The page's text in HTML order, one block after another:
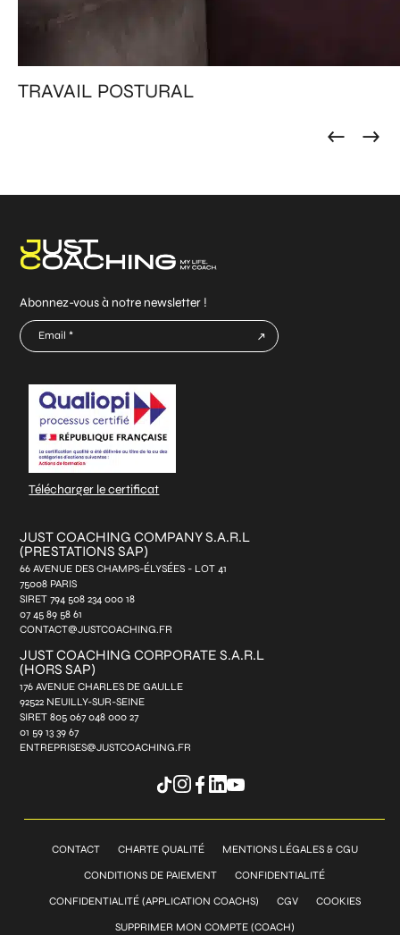
TRAVAIL POSTURAL
Abonnez-vous à notre newsletter !
E-
mail
*
Télécharger le certificat
JUST COACHING COMPANY S.A.R.L
(PRESTATIONS SAP)
66 AVENUE DES CHAMPS-ÉLYSÉES - LOT 41
75008 PARIS
SIRET 794 508 234 000 18
07 45 89 58 61
CONTACT@JUSTCOACHING.FR
JUST COACHING CORPORATE S.A.R.L
(HORS SAP)
176 AVENUE CHARLES DE GAULLE
92522 NEUILLY-SUR-SEINE
SIRET 805 067 048 000 27
01 59 13 39 67
ENTREPRISES@JUSTCOACHING.FR
CONTACT CHARTE QUALITÉ MENTIONS LÉGALES & CGU
CONDITIONS DE PAIEMENT CONFIDENTIALITÉ
CONFIDENTIALITÉ (APPLICATION COACHS) CGV COOKIES
SUPPRIMER MON COMPTE (COACH)